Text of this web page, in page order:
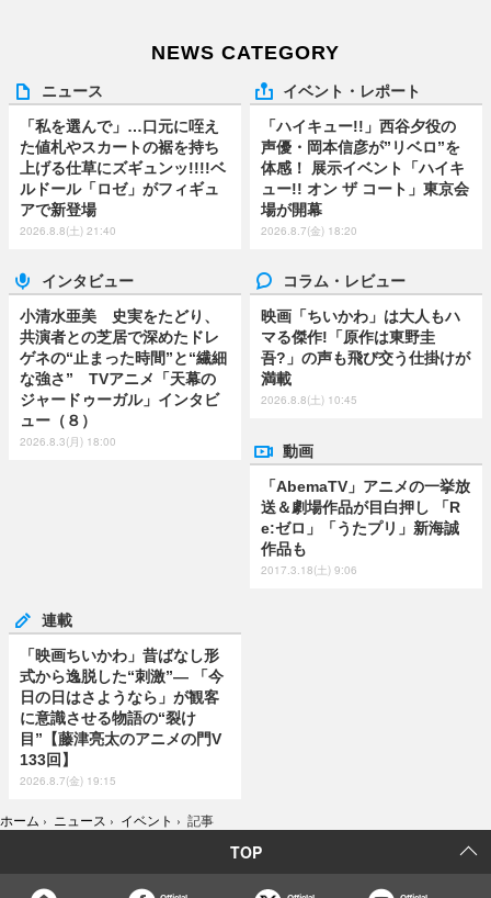
NEWS CATEGORY
ニュース
「私を選んで」…口元に咥え
た値札やスカートの裾を持ち
上げる仕草にズギュンッ!!!!ベ
ルドール「ロゼ」がフィギュ
アで新登場
2026.8.8(土) 21:40
イベント・レポート
「ハイキュー!!」西谷夕役の
声優・岡本信彦が”リベロ”を
体感！ 展示イベント「ハイキ
ュー!! オン ザ コート」東京会
場が開幕
2026.8.7(金) 18:20
インタビュー
小清水亜美 史実をたどり、
共演者との芝居で深めたドレ
ゲネの“止まった時間”と“繊細
な強さ” TVアニメ「天幕の
ジャードゥーガル」インタビ
ュー（８）
2026.8.3(月) 18:00
コラム・レビュー
映画「ちいかわ」は大人もハ
マる傑作!「原作は東野圭
吾?」の声も飛び交う仕掛けが
満載
2026.8.8(土) 10:45
動画
「AbemaTV」アニメの一挙放
送＆劇場作品が目白押し 「R
e:ゼロ」「うたプリ」新海誠
作品も
2017.3.18(土) 9:06
連載
「映画ちいかわ」昔ばなし形
式から逸脱した“刺激”― 「今
日の日はさようなら」が観客
に意識させる物語の“裂け
目”【藤津亮太のアニメの門V
133回】
2026.8.7(金) 19:15
ホーム › ニュース › イベント › 記事
TOP